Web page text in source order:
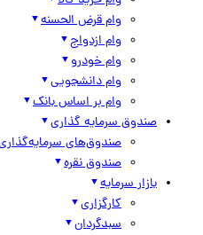
وام قرض الحسنه
وام ازدواج
وام خودرو
وام دانشجویی
وام بر اساس بانک
صندوق سرمایه گذاری
صندوق‌های سرمایه‌گذاری طلا
صندوق نقره
بازار سرمایه
کارگزاری
سبدگردان